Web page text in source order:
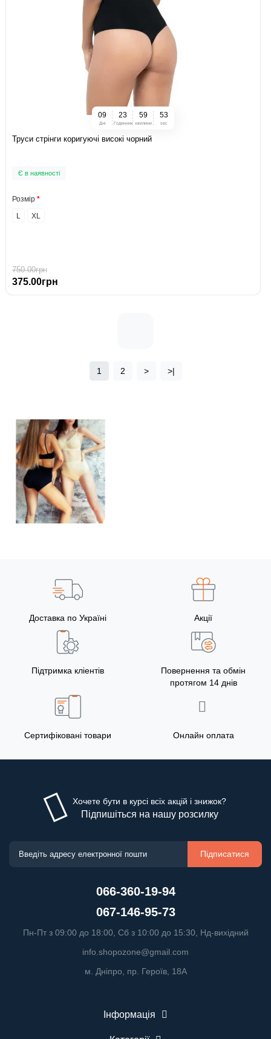
09
Дні
23
Годинник
59
хвилини
52
sec
Труси стрінги коригуючі високі чорний
Є в наявності
Розмір
L
XL
750.00грн
375.00грн
1 2 > >|
Доставка по Україні Акції
Підтримка кліентів
Повернення та обмін
протягом 14 днів
Сертифіковані товари Онлайн оплата
Хочете бути в курсі всіх акцій і знижок?
Підпишіться на нашу розсилку
Підписатися
066-360-19-94
067-146-95-73
Пн-Пт з 09:00 до 18:00, Сб з 10:00 до 15:30, Нд-вихідний
info.shopozone@gmail.com
м. Дніпро, пр. Героїв, 18А
Інформація